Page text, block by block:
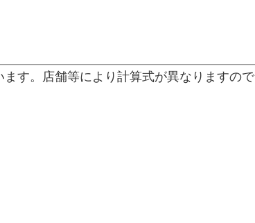
す。店舗等により計算式が異なりますので